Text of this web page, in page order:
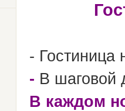
- Гостиница
- В шаговой
В каждом